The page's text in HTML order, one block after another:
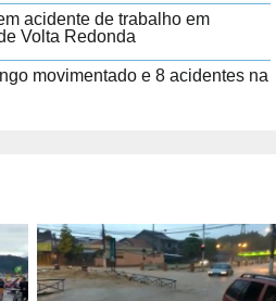
acidente de trabalho em
Volta Redonda
movimentado e 8 acidentes na